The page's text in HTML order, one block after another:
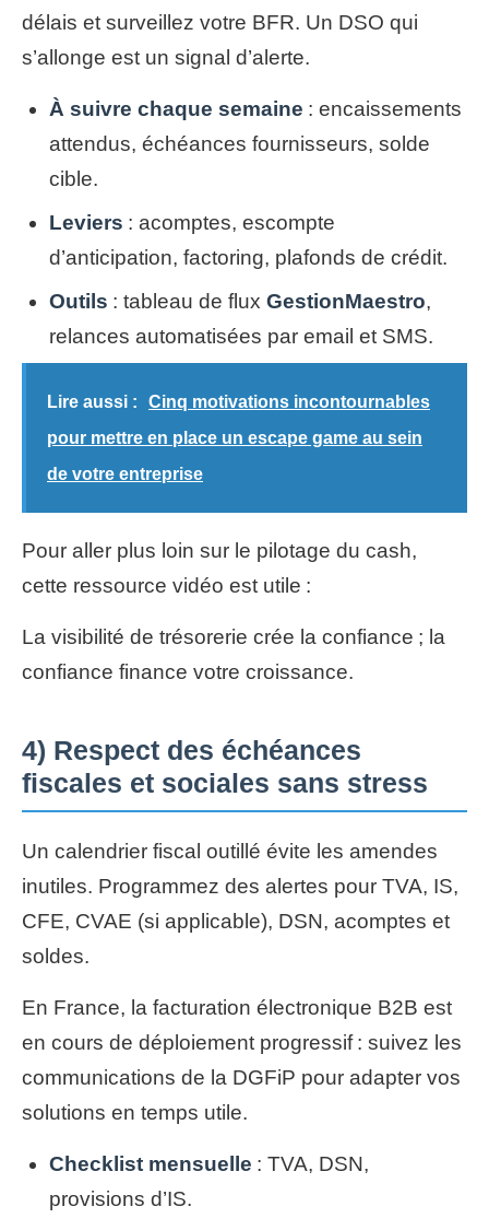
délais et surveillez votre BFR. Un DSO qui
s’allonge est un signal d’alerte.
À suivre chaque semaine : encaissements
attendus, échéances fournisseurs, solde
cible.
Leviers : acomptes, escompte
d’anticipation, factoring, plafonds de crédit.
Outils : tableau de flux GestionMaestro,
relances automatisées par email et SMS.
Lire aussi :
Cinq motivations incontournables
pour mettre en place un escape game au sein
de votre entreprise
Pour aller plus loin sur le pilotage du cash,
cette ressource vidéo est utile :
La visibilité de trésorerie crée la confiance ; la
confiance finance votre croissance.
4) Respect des échéances
fiscales et sociales sans stress
Un calendrier fiscal outillé évite les amendes
inutiles. Programmez des alertes pour TVA, IS,
CFE, CVAE (si applicable), DSN, acomptes et
soldes.
En France, la facturation électronique B2B est
en cours de déploiement progressif : suivez les
communications de la DGFiP pour adapter vos
solutions en temps utile.
Checklist mensuelle : TVA, DSN,
provisions d’IS.